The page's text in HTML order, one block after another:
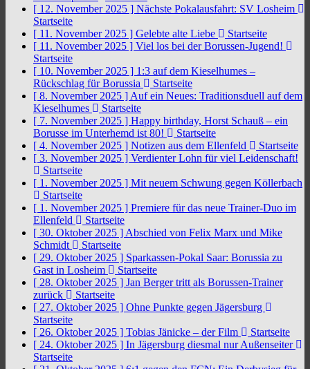
[ 12. November 2025 ] Nächste Pokalausfahrt: SV Losheim
Startseite
[ 11. November 2025 ] Gelebte alte Liebe
Startseite
[ 11. November 2025 ] Viel los bei der Borussen-Jugend!
Startseite
[ 10. November 2025 ] 1:3 auf dem Kieselhumes –
Rückschlag für Borussia
Startseite
[ 8. November 2025 ] Auf ein Neues: Traditionsduell auf dem
Kieselhumes
Startseite
[ 7. November 2025 ] Happy birthday, Horst Schauß – ein
Borusse im Unterhemd ist 80!
Startseite
[ 4. November 2025 ] Notizen aus dem Ellenfeld
Startseite
[ 3. November 2025 ] Verdienter Lohn für viel Leidenschaft!
Startseite
[ 1. November 2025 ] Mit neuem Schwung gegen Köllerbach
Startseite
[ 1. November 2025 ] Premiere für das neue Trainer-Duo im
Ellenfeld
Startseite
[ 30. Oktober 2025 ] Abschied von Felix Marx und Mike
Schmidt
Startseite
[ 29. Oktober 2025 ] Sparkassen-Pokal Saar: Borussia zu
Gast in Losheim
Startseite
[ 28. Oktober 2025 ] Jan Berger tritt als Borussen-Trainer
zurück
Startseite
[ 27. Oktober 2025 ] Ohne Punkte gegen Jägersburg
Startseite
[ 26. Oktober 2025 ] Tobias Jänicke – der Film
Startseite
[ 24. Oktober 2025 ] In Jägersburg diesmal nur Außenseiter
Startseite